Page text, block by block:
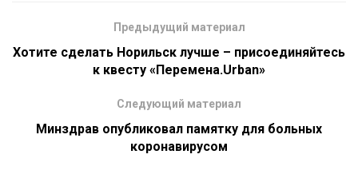
Предыдущий материал
Хотите сделать Норильск лучше – присоединяйтесь
к квесту «Перемена.Urban»
Следующий материал
Минздрав опубликовал памятку для больных
коронавирусом